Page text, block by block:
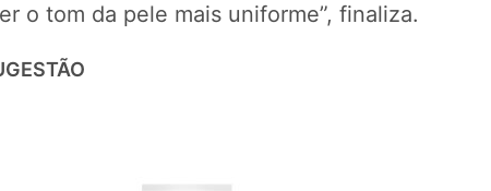
o tom da pele mais uniforme”, finaliza.